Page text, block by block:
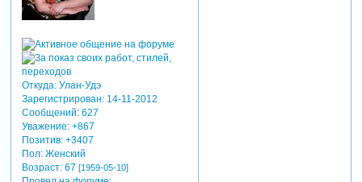
Откуда:Улан-Удэ
Зарегистрирован: 14-11-2012
Сообщений:627
Уважение: +867
Позитив: +3407
Пол:Женский
Возраст:67 [1959-05-10]